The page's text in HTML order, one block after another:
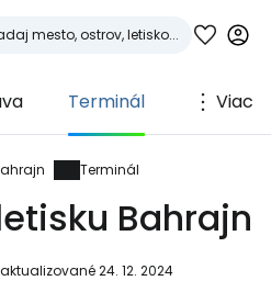
Terminál Viac
Terminál
Bahrajn
aktualizované 24. 12. 2024
do
cestovateľov